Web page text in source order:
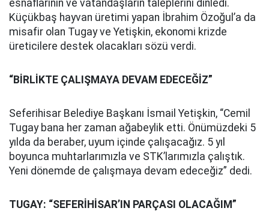
esnaflarının ve vatandaşların taleplerini dinledi.
Küçükbaş hayvan üretimi yapan İbrahim Özoğul’a da
misafir olan Tugay ve Yetişkin, ekonomi krizde
üreticilere destek olacakları sözü verdi.
“BİRLİKTE ÇALIŞMAYA DEVAM EDECEĞİZ”
Seferihisar Belediye Başkanı İsmail Yetişkin, “Cemil
Tugay bana her zaman ağabeylik etti. Önümüzdeki 5
yılda da beraber, uyum içinde çalışacağız. 5 yıl
boyunca muhtarlarımızla ve STK’larımızla çalıştık.
Yeni dönemde de çalışmaya devam edeceğiz” dedi.
TUGAY: “SEFERİHİSAR’IN PARÇASI OLACAĞIM”